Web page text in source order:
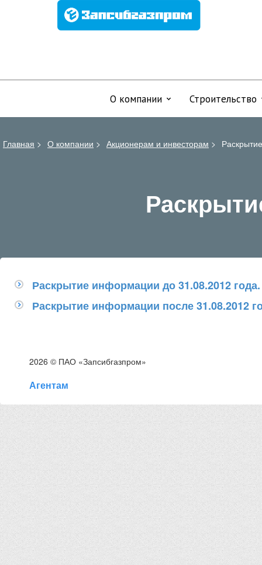
О компании Строительство
Главная > О компании > Акционерам и инвесторам >
Раскрытие информации до 31.08.2012 года.
Раскрытие информации после 31.08.2012
2026 © ПАО «Запсибгазпром»
Агентам